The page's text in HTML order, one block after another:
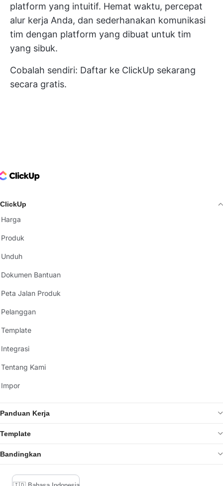
platform yang intuitif. Hemat waktu, percepat
alur kerja Anda, dan sederhanakan komunikasi
tim dengan platform yang dibuat untuk tim
yang sibuk.
Cobalah sendiri: Daftar ke ClickUp sekarang
secara gratis.
Logo
ClickUp
Harga
Produk
Unduh
Dokumen Bantuan
Peta Jalan Produk
Pelanggan
Template
Integrasi
Tentang Kami
Impor
Panduan Kerja
Template
Bandingkan